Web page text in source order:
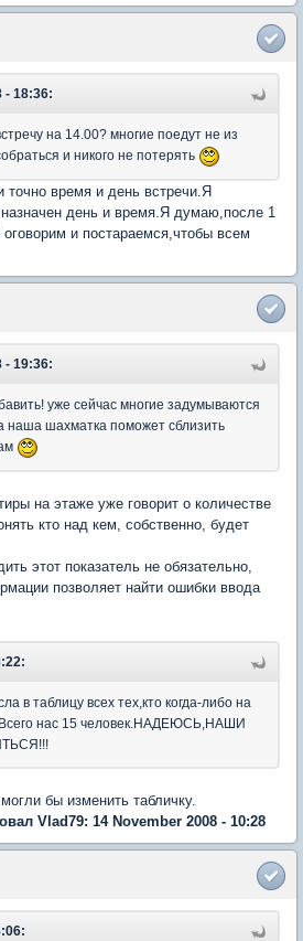
- 18:36:
на 14.00? многие поедут не из
и никого не потерять
время и день встречи.Я
день и время.Я думаю,после 1
и постараемся,чтобы всем
- 19:36:
уже сейчас многие задумываются
наша шахматка поможет сблизить
на этаже уже говорит о количестве
кто над кем, собственно, будет
этот показатель не обязательно,
позволяет найти ошибки ввода
в таблицу всех тех,кто когда-либо на
нас 15 человек.НАДЕЮСЬ,НАШИ
бы изменить табличку.
Vlad79: 14 November 2008 - 10:28